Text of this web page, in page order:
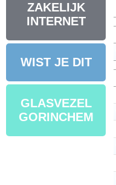
ZAKELIJK
INTERNET
WIST JE DIT
GLASVEZEL
GORINCHEM